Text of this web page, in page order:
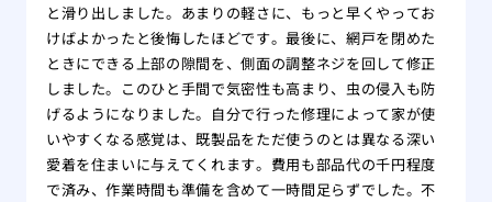
と滑り出しました。あまりの軽さに、もっと早くやってお
けばよかったと後悔したほどです。最後に、網戸を閉めた
ときにできる上部の隙間を、側面の調整ネジを回して修正
しました。このひと手間で気密性も高まり、虫の侵入も防
げるようになりました。自分で行った修理によって家が使
いやすくなる感覚は、既製品をただ使うのとは異なる深い
愛着を住まいに与えてくれます。費用も部品代の千円程度
で済み、作業時間も準備を含めて一時間足らずでした。不